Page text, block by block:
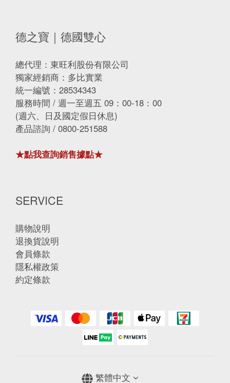
德之寶｜德國雙心
總代理：東旺利股份有限公司
獨家經銷商：多比實業
統一編號：28534343
服務時間 / 週一至週五 09：00-18：00
(週六、日及國定假日休息)
產品諮詢 / 0800-251588
★點我查詢銷售據點★
SERVICE
購物說明
退換貨說明
會員條款
隱私權政策
約定條款
繁體中文